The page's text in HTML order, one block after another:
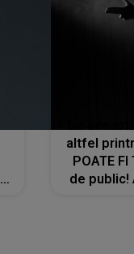
altfel
POATE FI
de public!